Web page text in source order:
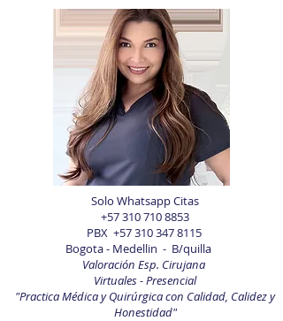
Solo Whatsapp Citas
+57 310 710 8853
PBX +57 310 347 8115
Bogota - Medellin - B/quilla
Valoración Esp. Cirujana
Virtuales - Presencial
"Practica Médica y Quirúrgica con Calidad, Calidez y
Honestidad"